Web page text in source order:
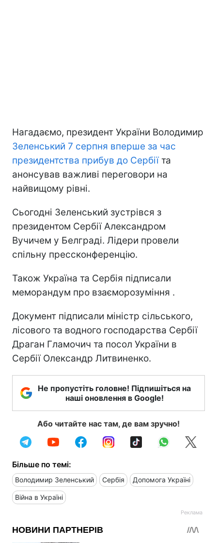
Нагадаємо, президент України Володимир
Зеленський 7 серпня вперше за час
президентства прибув до Сербіїта
анонсував важливі переговори на
найвищому рівні.
Сьогодні Зеленський зустрівся з
президентом Сербії Александром
Вучичем у Белграді. Лідери провели
спільну прессконференцію.
Також Україна та Сербія підписали
меморандум про взаєморозуміння .
Документ підписали міністр сільського,
лісового та водного господарства Сербії
Драган Гламочич та посол України в
Сербії Олександр Литвиненко.
Не пропустіть головне! Підпишіться на
наші оновлення в Google!
Або читайте нас там, де вам зручно!
Більше по темі:
Володимир Зеленський Сербія Допомога Україні
Війна в Україні